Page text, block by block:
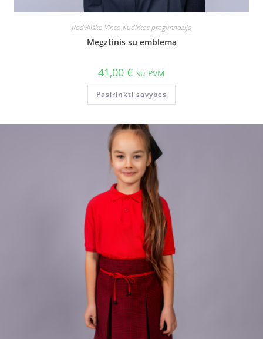
Radviliško Vinco Kudirkos progimnazija
Megztinis su emblema
41,00 € su PVM
Pasirinkti savybes